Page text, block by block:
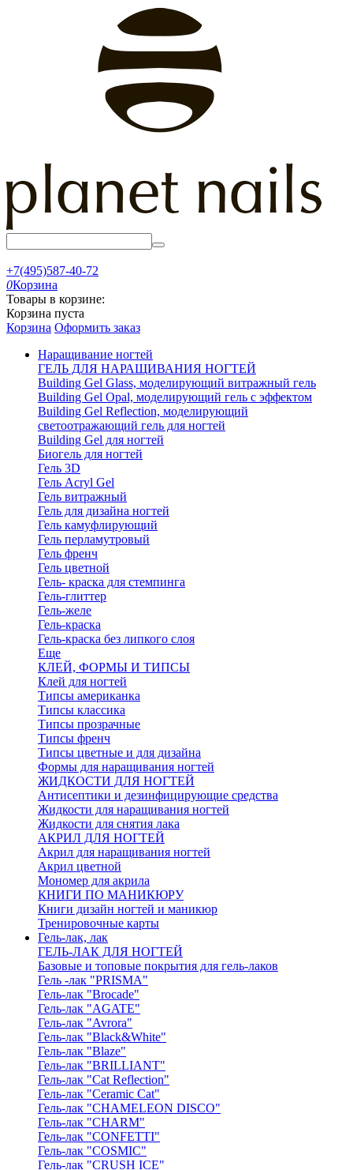
+7(495)587-40-72
0Корзина
Товары в корзине:
Корзина пуста
Корзина Оформить заказ
Наращивание ногтей
ГЕЛЬ ДЛЯ НАРАЩИВАНИЯ НОГТЕЙ
Building Gel Glass, моделирующий витражный гель
Building Gel Opal, моделирующий гель с эффектом
Building Gel Reflection, моделирующий
светоотражающий гель для ногтей
Building Gel для ногтей
Биогель для ногтей
Гель 3D
Гель Acryl Gel
Гель витражный
Гель для дизайна ногтей
Гель камуфлирующий
Гель перламутровый
Гель френч
Гель цветной
Гель- краска для стемпинга
Гель-глиттер
Гель-желе
Гель-краска
Гель-краска без липкого слоя
Еще
КЛЕЙ, ФОРМЫ И ТИПСЫ
Клей для ногтей
Типсы американка
Типсы классика
Типсы прозрачные
Типсы френч
Типсы цветные и для дизайна
Формы для наращивания ногтей
ЖИДКОСТИ ДЛЯ НОГТЕЙ
Антисептики и дезинфицирующие средства
Жидкости для наращивания ногтей
Жидкости для снятия лака
АКРИЛ ДЛЯ НОГТЕЙ
Акрил для наращивания ногтей
Акрил цветной
Мономер для акрила
КНИГИ ПО МАНИКЮРУ
Книги дизайн ногтей и маникюр
Тренировочные карты
Гель-лак, лак
ГЕЛЬ-ЛАК ДЛЯ НОГТЕЙ
Базовые и топовые покрытия для гель-лаков
Гель -лак "PRISMA"
Гель-лак "Brocade"
Гель-лак "AGATE"
Гель-лак "Avrora"
Гель-лак "Black&White"
Гель-лак "Blaze"
Гель-лак "BRILLIANT"
Гель-лак "Cat Reflection"
Гель-лак "Ceramic Cat"
Гель-лак "CHAMELEON DISCO"
Гель-лак "CHARM"
Гель-лак "CONFETTI"
Гель-лак "COSMIC"
Гель-лак "CRUSH ICE"